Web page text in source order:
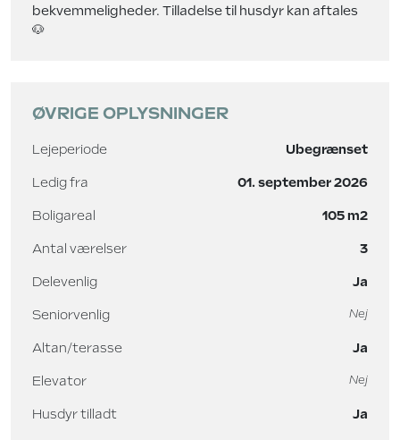
bekvemmeligheder. Tilladelse til husdyr kan aftales
🐶
ØVRIGE OPLYSNINGER
Lejeperiode Ubegrænset
Ledig fra 01. september 2026
Boligareal 105 m2
Antal værelser 3
Delevenlig Ja
Seniorvenlig Nej
Altan/terasse Ja
Elevator Nej
Husdyr tilladt Ja